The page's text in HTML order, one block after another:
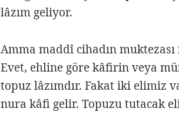
lâzım geliyor.
Amma maddî cihadın
Evet, ehline göre kâfirin veya
topuz lâzımdır. Fakat iki elimiz
nura kâfi gelir. Topuzu tutacak